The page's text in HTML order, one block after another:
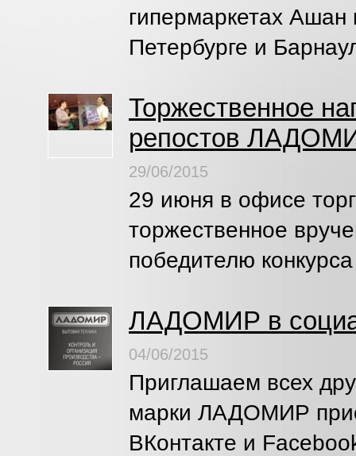
гипермаркетах Ашан
Петербурге и
Торжественное
репостов
29/06/2015
29 июня в офисе
торжественное
победителю
ЛАДОМИР в
04/06/2015
Приглашаем всех
марки ЛАДОМИР
ВКонтакте и